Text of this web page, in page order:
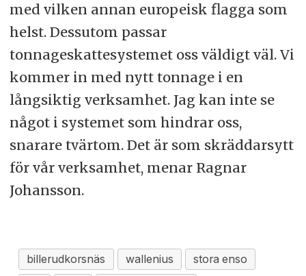
med vilken annan europeisk flagga som
helst. Dessutom passar
tonnageskattesystemet oss väldigt väl. Vi
kommer in med nytt tonnage i en
långsiktig verksamhet. Jag kan inte se
något i systemet som hindrar oss,
snarare tvärtom. Det är som skräddarsytt
för vår verksamhet, menar Ragnar
Johansson.
billerudkorsnäs wallenius
stora enso